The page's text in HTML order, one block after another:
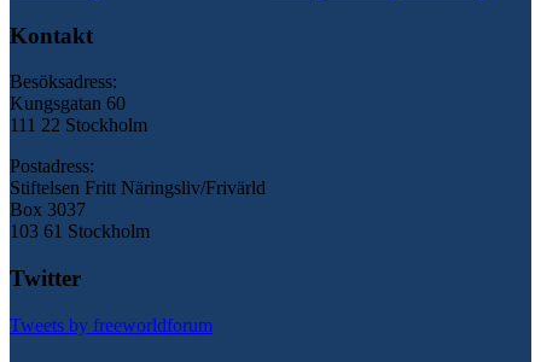
Kontakt
Besöksadress:
Kungsgatan 60
111 22 Stockholm
Postadress:
Stiftelsen Fritt Näringsliv/Frivärld
Box 3037
103 61 Stockholm
Twitter
Tweets by freeworldforum